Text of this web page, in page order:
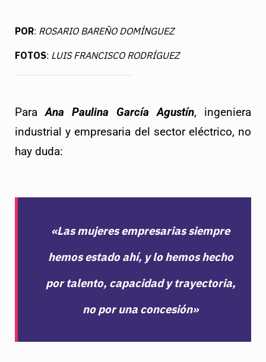
POR: ROSARIO BAREÑO DOMÍNGUEZ
FOTOS: LUIS FRANCISCO RODRÍGUEZ
Para Ana Paulina García Agustín, ingeniera
industrial y empresaria del sector eléctrico, no
hay duda:
«Las mujeres empresarias siempre
hemos estado ahí, y lo hemos hecho
por talento, capacidad y trayectoria,
no por una concesión»